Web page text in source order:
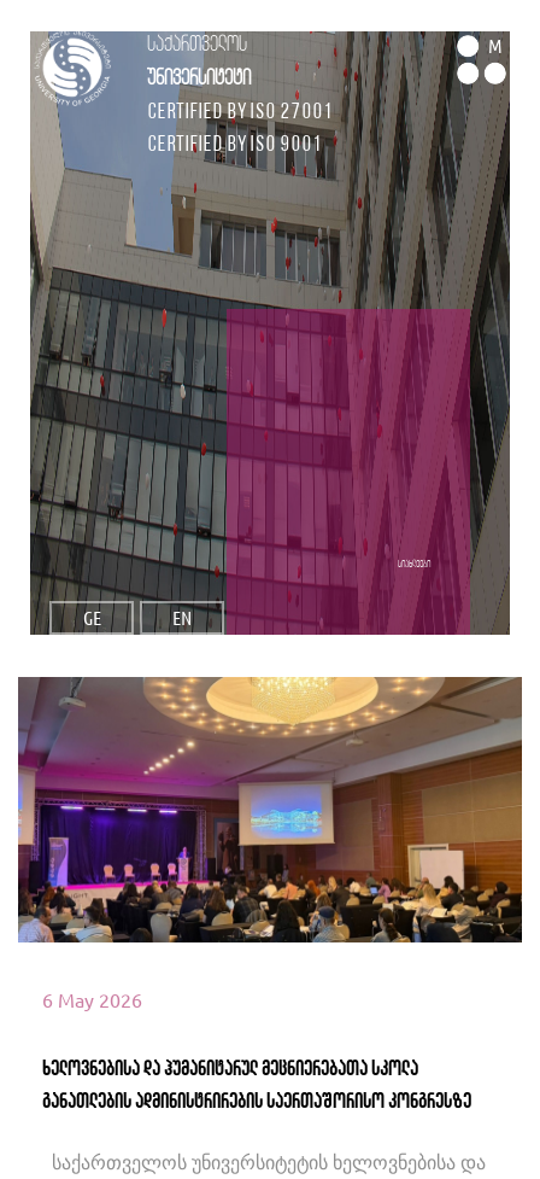
საქართველოს
უნივერსიტეტი
Certified by ISO 27001
Certified by ISO 9001
M
GE EN
სიახლეები
იხილეთ მეტი
6 May 2026
ხელოვნებისა და ჰუმანიტარულ მეცნიერებათა სკოლა
განათლების ადმინისტრირების საერთაშორისო კონგრესზე
საქართველოს უნივერსიტეტის ხელოვნებისა და